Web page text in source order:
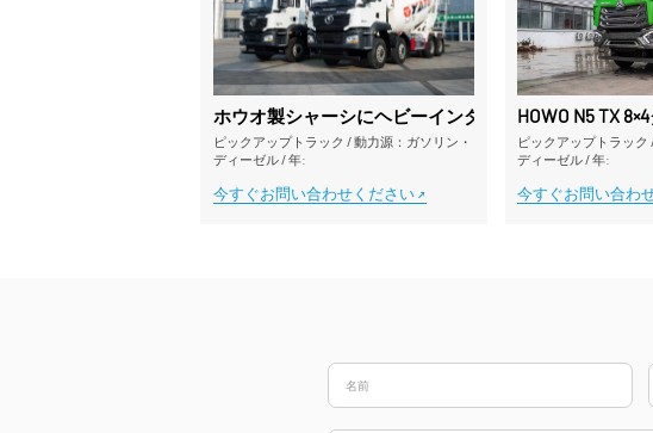
ホウオ製シャーシにヘビーインダストリー製の8×4コ
ピックアップトラック /動力源：ガソリン・
ディーゼル/年:
今すぐお問い合わせください
HOWO N5 TX
ピックアップトラック
ディーゼル/年:
今すぐお問い合わ